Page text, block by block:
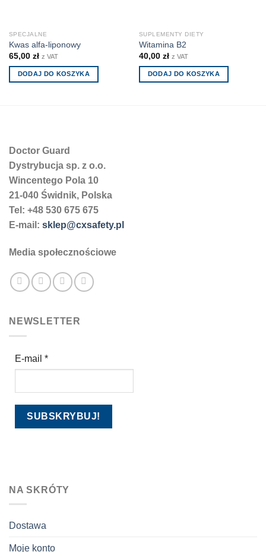
SPECJALNE
Kwas alfa-liponowy
65,00 zł z VAT
DODAJ DO KOSZYKA
SUPLEMENTY DIETY
Witamina B2
40,00 zł z VAT
DODAJ DO KOSZYKA
Doctor Guard
Dystrybucja sp. z o.o.
Wincentego Pola 10
21-040 Świdnik, Polska
Tel: +48 530 675 675
E-mail: sklep@cxsafety.pl
Media społecznościowe
NEWSLETTER
E-mail *
NA SKRÓTY
Dostawa
Moje konto